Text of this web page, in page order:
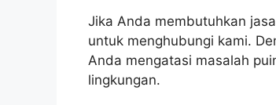
Jika Anda membutuhkan
untuk menghubungi kami.
Anda mengatasi masalah
lingkungan.